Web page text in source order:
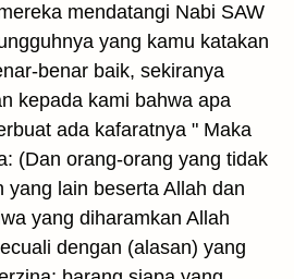
mendatangi Nabi SAW
yang kamu katakan
benar baik, sekiranya
kepada kami bahwa apa
ada kafaratnya " Maka
(Dan orang-orang yang tidak
yang lain beserta Allah dan
yang diharamkan Allah
dengan (alasan) yang